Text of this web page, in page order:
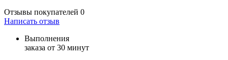
Отзывы покупателей 0
Написать отзыв
Выполнения
заказа от 30 минут